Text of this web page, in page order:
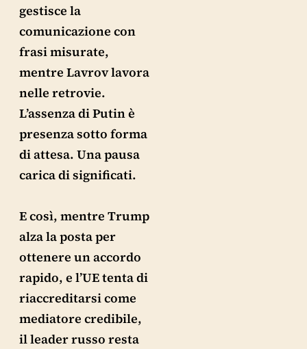
gestisce la
comunicazione con
frasi misurate,
mentre Lavrov lavora
nelle retrovie.
L’assenza di Putin è
presenza sotto forma
di attesa. Una pausa
carica di significati.
E così, mentre Trump
alza la posta per
ottenere un accordo
rapido, e l’UE tenta di
riaccreditarsi come
mediatore credibile,
il leader russo resta